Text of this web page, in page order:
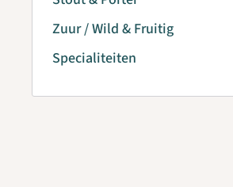
Zuur / Wild & Fruitig
Specialiteiten